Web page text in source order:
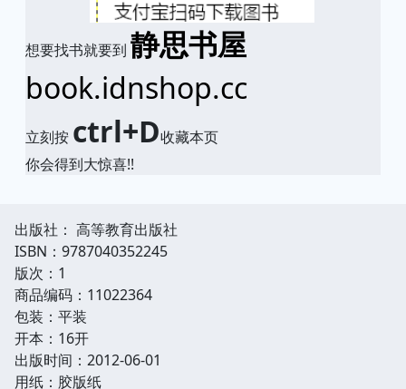
想要找书就要到 静思书屋
book.idnshop.cc
立刻按 ctrl+D收藏本页
你会得到大惊喜!!
出版社： 高等教育出版社
ISBN：9787040352245
版次：1
商品编码：11022364
包装：平装
开本：16开
出版时间：2012-06-01
用纸：胶版纸